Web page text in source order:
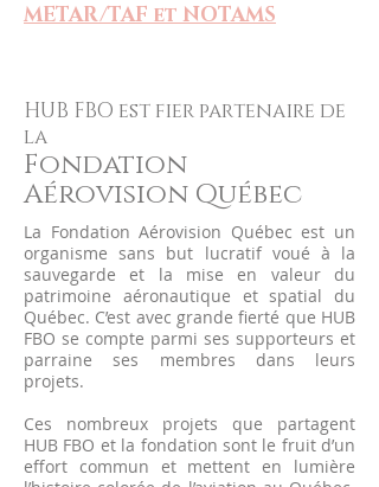
METAR/TAF et NOTAMS
HUB FBO est fier partenaire de
la
Fondation
Aérovision Québec
La Fondation Aérovision Québec est un
organisme sans but lucratif voué à la
sauvegarde et la mise en valeur du
patrimoine aéronautique et spatial du
Québec. C’est avec grande fierté que HUB
FBO se compte parmi ses supporteurs et
parraine ses membres dans leurs
projets.
Ces nombreux projets que partagent
HUB FBO et la fondation sont le fruit d’un
effort commun et mettent en lumière